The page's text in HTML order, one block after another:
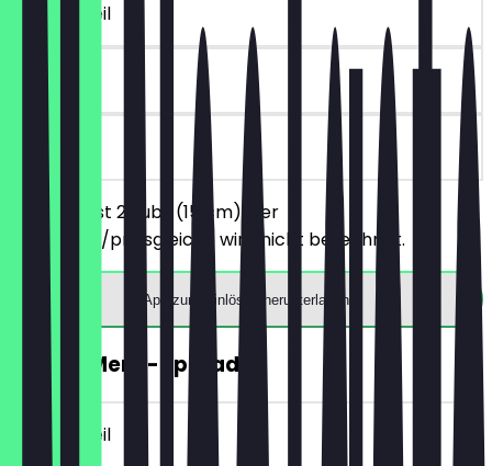
~3 € Vorteil
vor Ort
Du bestellst 2 Subs (15 cm), der
günstigere/preisgleiche wird nicht berechnet.
App zum Einlösen herunterladen
GRATIS Menü-Upgrade
~3 € Vorteil